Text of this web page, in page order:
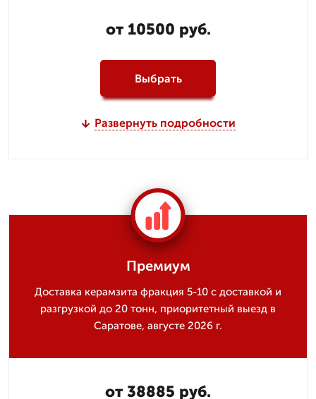
от 10500 руб.
Выбрать
Развернуть подробности
Премиум
Доставка керамзита фракция 5-10 с доставкой и
разгрузкой до 20 тонн, приоритетный выезд в
Саратове, августе 2026 г.
от 38885 руб.